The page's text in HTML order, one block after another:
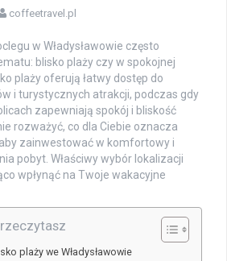
coffeetravel.pl
w Władysławowie często
blisko plaży czy w spokojnej
plaży oferują łatwy dostęp do
i turystycznych atrakcji, podczas gdy
zapewniają spokój i bliskość
rozważyć, co dla Ciebie oznacza
zainwestować w komfortowy i
pobyt. Właściwy wybór lokalizacji
wpłynąć na Twoje wakacyjne
plaży we Władysławowie